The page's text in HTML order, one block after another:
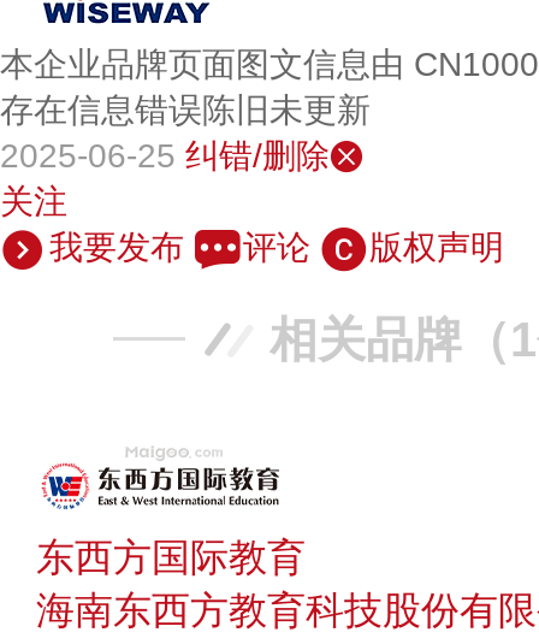
本企业品牌页面图文信息由
存在信息错误陈旧未更新
2025-06-25 纠错/删除
关注
我要发布
评论 版权声明
相关品牌（
东西方国际教育
海南东西方教育科技股份有